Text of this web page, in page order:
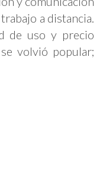
a distancia.
de uso y precio
volvió popular;